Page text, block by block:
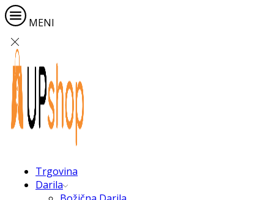
MENI
Trgovina
Darila